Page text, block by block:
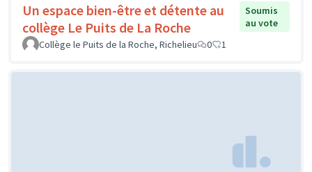
Un espace bien-être et détente au
collège Le Puits de La Roche
Soumis
au vote
Collège le Puits de la Roche, Richelieu
0 1